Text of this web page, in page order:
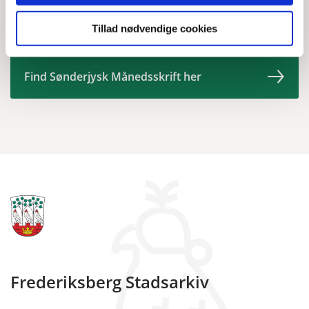
Tillad nødvendige cookies
tragiske endeligt på Frederiksberg i det seneste nummer af
Sønderjysk Månedsskrift, der netop er udkommet.
Find Sønderjysk Månedsskrift her
Frederiksberg Stadsarkiv